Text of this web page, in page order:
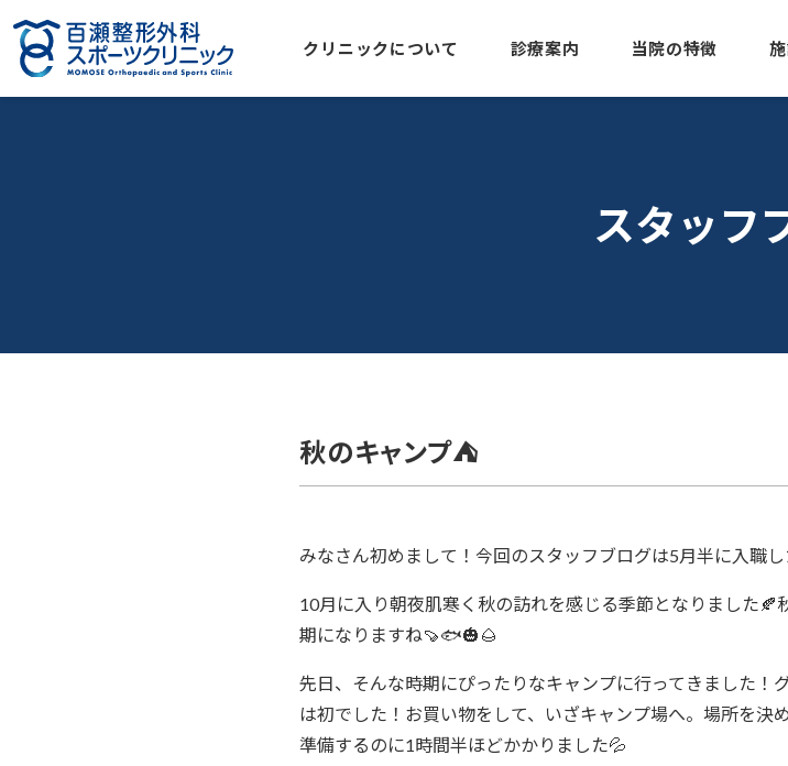
クリニックについて 診療案内 当院の特徴
スタッフ
秋のキャンプ⛺️
みなさん初めまして！今回のスタッフブログは5月半に入職し
10月に入り朝夜肌寒く秋の訪れを感じる季節となりました
期になりますね🍠🐟🎃🌰
先日、そんな時期にぴったりなキャンプに行ってきました！
は初でした！お買い物をして、いざキャンプ場へ。場所を決
準備するのに1時間半ほどかかりました💦